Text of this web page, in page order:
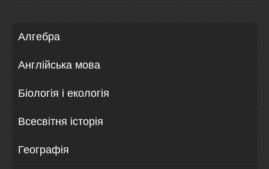
Алгебра
Англійська мова
Біологія і екологія
Всесвітня історія
Географія